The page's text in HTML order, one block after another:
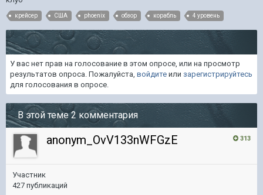
крейсер США phoenix обзор корабль 4 уровень
У вас нет прав на голосование в этом опросе, или на просмотр
результатов опроса. Пожалуйста, войдите или зарегистрируйтесь
для голосования в опросе.
В этой теме 2 комментария
313
anonym_OvV133nWFGzE
Участник
427 публикаций